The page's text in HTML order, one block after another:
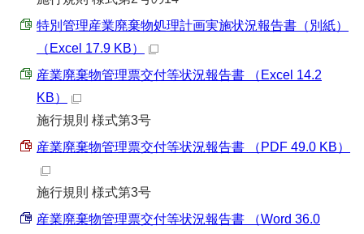
特別管理産業廃棄物処理計画実施状況報告書（別紙）
（Excel 17.9 KB）
産業廃棄物管理票交付等状況報告書 （Excel 14.2
KB）
施行規則 様式第3号
産業廃棄物管理票交付等状況報告書 （PDF 49.0 KB）
施行規則 様式第3号
産業廃棄物管理票交付等状況報告書 （Word 36.0